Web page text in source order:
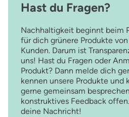
Hast du Fragen?
Nachhaltigkeit beginnt beim
für dich grünere Produkte
Kunden. Darum ist
uns! Hast du Fragen oder
Produkt? Dann melde dich
kennen unsere Produkte und
gerne gemeinsam
konstruktives Feedback
deine Nachricht!